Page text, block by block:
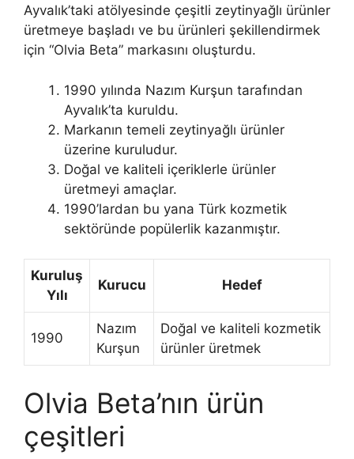
Ayvalık’taki atölyesinde çeşitli zeytinyağlı ürünler
üretmeye başladı ve bu ürünleri şekillendirmek
için “Olvia Beta” markasını oluşturdu.
1990 yılında Nazım Kurşun tarafından
Ayvalık’ta kuruldu.
Markanın temeli zeytinyağlı ürünler
üzerine kuruludur.
Doğal ve kaliteli içeriklerle ürünler
üretmeyi amaçlar.
1990’lardan bu yana Türk kozmetik
sektöründe popülerlik kazanmıştır.
Kuruluş
Yılı
Kurucu Hedef
1990
Nazım
Kurşun
Doğal ve kaliteli kozmetik
ürünler üretmek
Olvia Beta’nın ürün
çeşitleri